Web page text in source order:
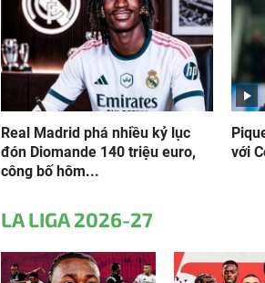
Real Madrid phá nhiều kỷ lục
đón Diomande 140 triệu euro,
công bố hôm...
với
LA LIGA 2026-27